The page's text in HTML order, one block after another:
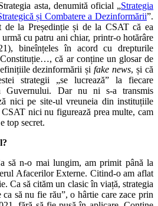
asta, denumită oficial „Strategia
și Combatere a Dezinformării”.
la Președinție și de la CSAT că ea
cu patru ani chiar, printr-o hotărâre
bineînțeles în acord cu drepturile
că ar conține un glosar de
dezinformării șifake news, și că
strategii „se lucrează” la fiecare
Guvernului. Dar nu ni s-a transmis
nici pe site-ul vreuneia din instituțiile
nici nu figurează prea multe, cam
top secret.
să n-o mai lungim, am primit până la
Afacerilor Externe. Citind-o am aflat
Ca să cităm un clasic în viață, strategia
să nu fie rău”, o hârtie care zace prin